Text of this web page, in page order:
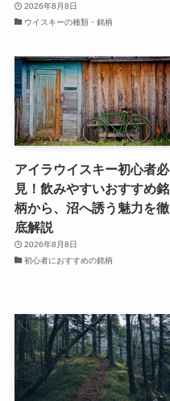
2026年8月8日
ウイスキーの種類・銘柄
アイラウイスキー初心者必
見！飲みやすいおすすめ銘
柄から、沼へ誘う魅力を徹
底解説
2026年8月8日
初心者におすすめの銘柄